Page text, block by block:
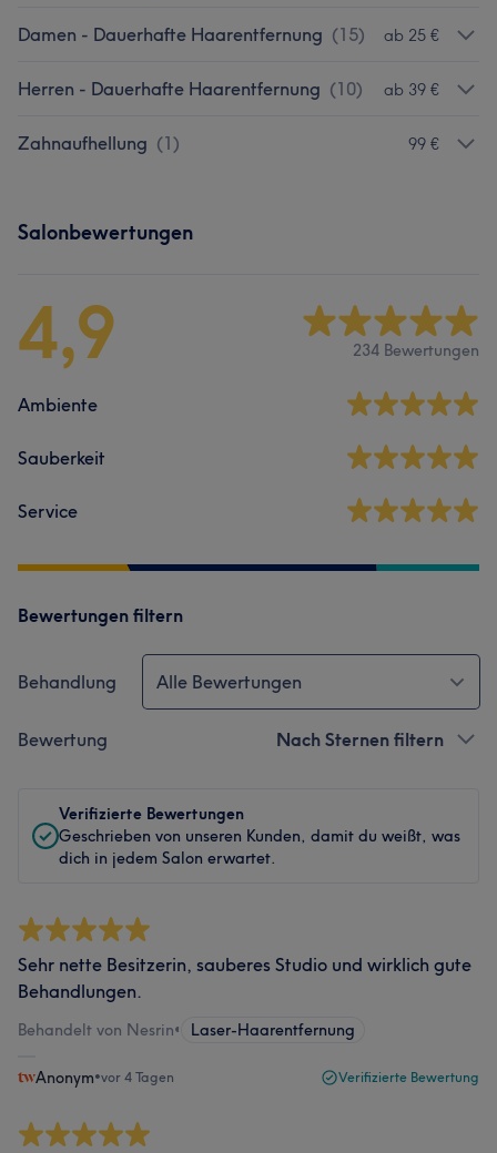
Damen - Dauerhafte Haarentfernung (15) ab 25 €
Herren - Dauerhafte Haarentfernung (10) ab 39 €
Zahnaufhellung (1) 99 €
Salonbewertungen
4,9 234 Bewertungen
Ambiente
Sauberkeit
Service
Bewertungen filtern
Behandlung Alle Bewertungen
Bewertung Nach Sternen filtern
Verifizierte Bewertungen
Geschrieben von unseren Kunden, damit du weißt, was
dich in jedem Salon erwartet.
Sehr nette Besitzerin, sauberes Studio und wirklich gute
Behandlungen.
Behandelt von Nesrin• Laser-Haarentfernung
Anonym•vor 4 Tagen Verifizierte Bewertung